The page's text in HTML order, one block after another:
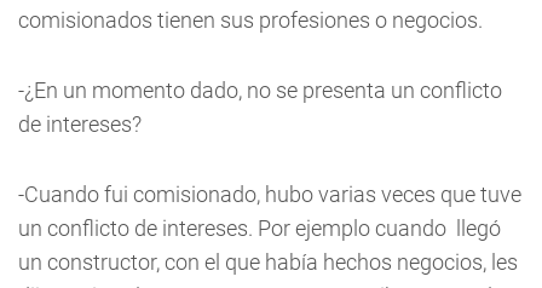
comisionados tienen sus profesiones o negocios.
-¿En un momento dado, no se presenta un conflicto
de intereses?
-Cuando fui comisionado, hubo varias veces que tuve
un conflicto de intereses. Por ejemplo cuando llegó
un constructor, con el que había hechos negocios, les